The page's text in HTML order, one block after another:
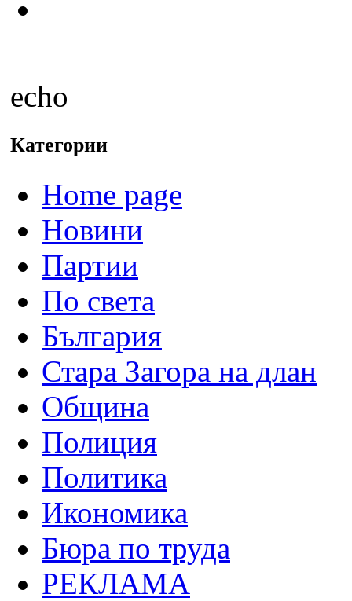
echo
Категории
Home page
Новини
Партии
По света
България
Стара Загора на длан
Община
Полиция
Политика
Икономика
Бюра по труда
РЕКЛАМА